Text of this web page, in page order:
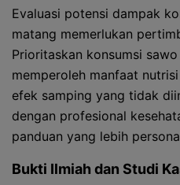
Evaluasi potensi dampak
matang memerlukan
Prioritaskan konsumsi
memperoleh manfaat
efek samping yang tidak
dengan profesional
panduan yang lebih
Bukti Ilmiah dan Studi